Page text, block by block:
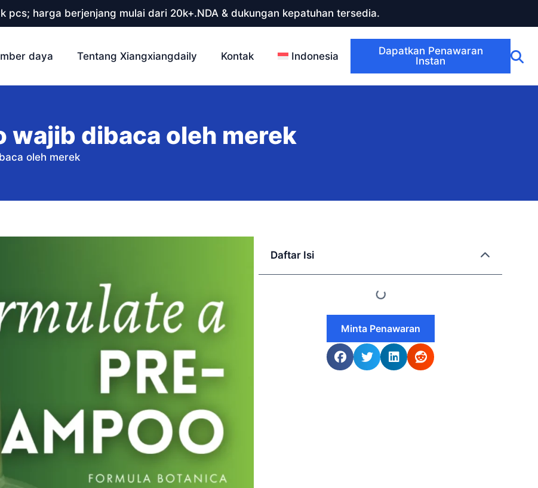
pcs; harga berjenjang mulai dari 20k+.NDA & dukungan kepatuhan tersedia.
daya Tentang Xiangxiangdaily Kontak Indonesia
Dapatkan Penawaran
Instan
wajib dibaca oleh merek
oleh merek
Daftar Isi
Minta Penawaran